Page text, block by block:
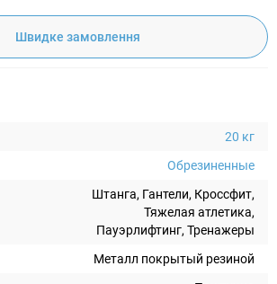
Швидке замовлення
20 кг
Обрезиненные
Штанга, Гантели, Кроссфит,
Тяжелая атлетика,
Пауэрлифтинг, Тренажеры
Металл покрытый резиной